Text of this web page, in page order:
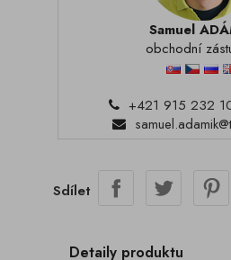
Samuel
obchodní
+421 915 232
Sdílet
Detaily produktu